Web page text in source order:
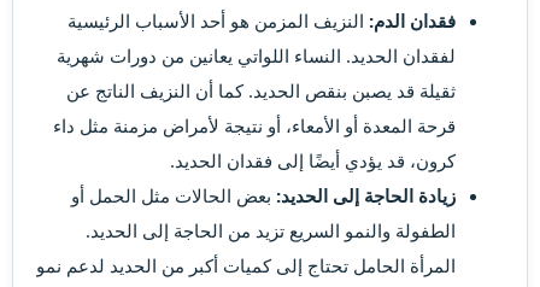
فقدان الدم: النزيف المزمن هو أحد الأسباب الرئيسية
لفقدان الحديد. النساء اللواتي يعانين من دورات شهرية
ثقيلة قد يصبن بنقص الحديد. كما أن النزيف الناتج عن
قرحة المعدة أو الأمعاء، أو نتيجة لأمراض مزمنة مثل داء
كرون، قد يؤدي أيضًا إلى فقدان الحديد.
زيادة الحاجة إلى الحديد: بعض الحالات مثل الحمل أو
الطفولة والنمو السريع تزيد من الحاجة إلى الحديد.
المرأة الحامل تحتاج إلى كميات أكبر من الحديد لدعم نمو